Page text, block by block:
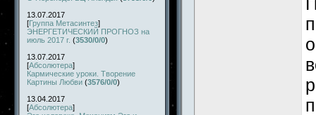
13.07.2017
[Группа Метасинтез]
ЭНЕРГЕТИЧЕСКИЙ ПРОГНОЗ на
июль 2017 г. (3530/0/0)
13.07.2017
[Абсолютера]
Кармические уроки. Творение
Картины Любви (3576/0/0)
13.04.2017
[Абсолютера]